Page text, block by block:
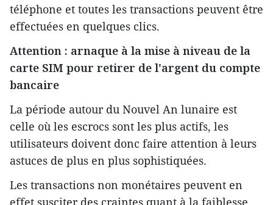
téléphone et toutes les transactions peuvent être
effectuées en quelques clics.
Attention : arnaque à la mise à niveau de la
carte SIM pour retirer de l'argent du compte
bancaire
La période autour du Nouvel An lunaire est
celle où les escrocs sont les plus actifs, les
utilisateurs doivent donc faire attention à leurs
astuces de plus en plus sophistiquées.
Les transactions non monétaires peuvent en
effet susciter des craintes quant à la faiblesse